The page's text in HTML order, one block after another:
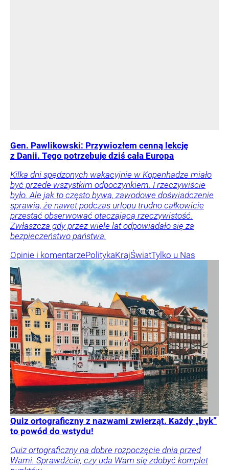
Gen. Pawlikowski: Przywiozłem cenną lekcję
z Danii. Tego potrzebuje dziś cała Europa
Kilka dni spędzonych wakacyjnie w Kopenhadze miało
być przede wszystkim odpoczynkiem. I rzeczywiście
było. Ale jak to często bywa, zawodowe doświadczenie
sprawia, że nawet podczas urlopu trudno całkowicie
przestać obserwować otaczającą rzeczywistość.
Zwłaszcza gdy przez wiele lat odpowiadało się za
bezpieczeństwo państwa.
Opinie i komentarzePolitykaKrajŚwiatTylko u Nas
Quiz ortograficzny z nazwami zwierząt. Każdy „byk”
to powód do wstydu!
Quiz ortograficzny na dobre rozpoczęcie dnia przed
Wami. Sprawdźcie, czy uda Wam się zdobyć komplet